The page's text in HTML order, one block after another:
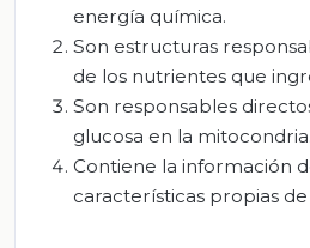
energía química.
Son estructuras
de los nutrientes que
Son responsables
glucosa en la mitocondria.
Contiene la información
características propias de